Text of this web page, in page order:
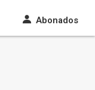
Abonados